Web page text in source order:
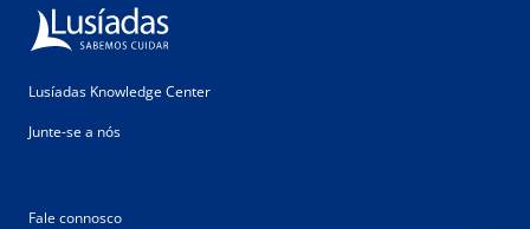
Lusíadas Knowledge Center
Junte-se a nós
Fale connosco